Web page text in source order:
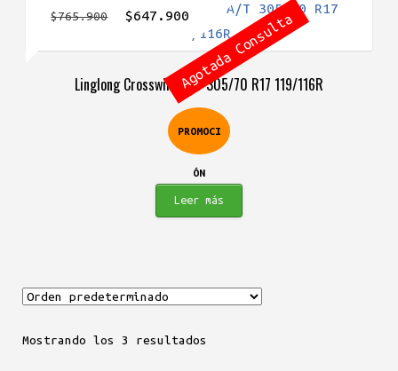
Linglong Crosswind A/T 305/70 R17 119/116R
PROMOCI
ÓN
$765.900
El
era:
$765.900.
$647.900
precio
actual
es:
$647.900.
Leer más
Agotada Consulta
Mostrando los 3 resultados